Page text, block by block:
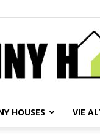
HOUSES VIE